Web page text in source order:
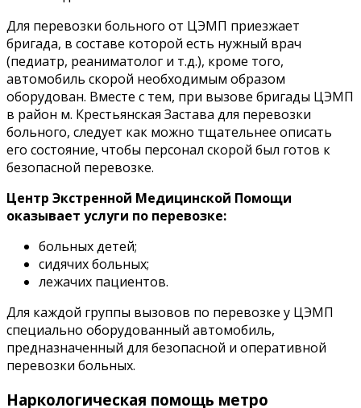
Для перевозки больного от ЦЭМП приезжает
бригада, в составе которой есть нужный врач
(педиатр, реаниматолог и т.д.), кроме того,
автомобиль скорой необходимым образом
оборудован. Вместе с тем, при вызове бригады ЦЭМП
в район м. Крестьянская Застава для перевозки
больного, следует как можно тщательнее описать
его состояние, чтобы персонал скорой был готов к
безопасной перевозке.
Центр Экстренной Медицинской Помощи
оказывает услуги по перевозке:
больных детей;
сидячих больных;
лежачих пациентов.
Для каждой группы вызовов по перевозке у ЦЭМП
специально оборудованный автомобиль,
предназначенный для безопасной и оперативной
перевозки больных.
Наркологическая помощь метро